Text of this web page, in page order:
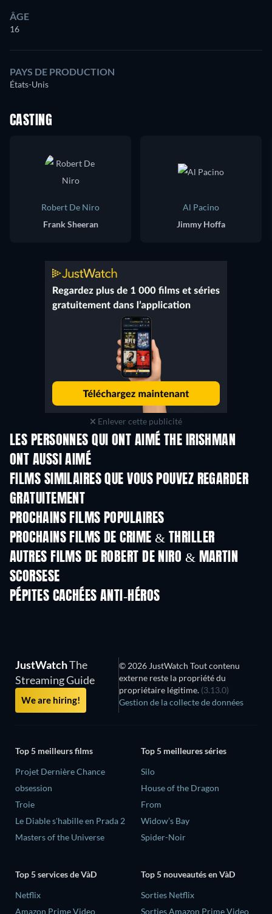
ÂGE
16
PAYS DE PRODUCTION
États-Unis
CASTING
Robert De Niro
Frank Sheeran
Al Pacino
Jimmy Hoffa
Enlever cette publicité
LES PERSONNES QUI ONT AIMÉ THE IRISHMAN
ONT AUSSI AIMÉ
FILMS SIMILAIRES QUE VOUS POUVEZ REGARDER
GRATUITEMENT
PROCHAINS FILMS POPULAIRES
PROCHAINS FILMS DE CRIME & THRILLER
AUTRES FILMS DE ROBERT DE NIRO & MARTIN
SCORSESE
PÉPITES CACHÉES ANTI-HÉROS
JustWatchThe
Streaming Guide
We are hiring!
© 2026 JustWatch Tout contenu
externe reste la propriété du
propriétaire légitime. (3.13.0)
Gestion de la collecte de données
Top 5 meilleurs films
Projet Dernière Chance
obsession
Troie
Le Diable s'habille en Prada 2
Masters of the Universe
Top 5 meilleures séries
Silo
House of the Dragon
From
Widow’s Bay
Spider-Noir
Top 5 services de VàD
Netflix
Amazon Prime Video
Top 5 nouveautés en VàD
Sorties Netflix
Sorties Amazon Prime Video